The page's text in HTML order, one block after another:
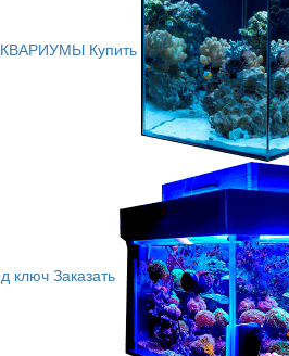
Купить
ключ Заказать